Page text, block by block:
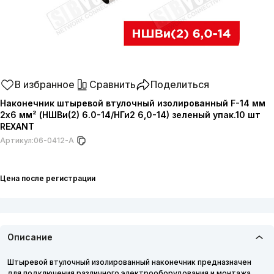
В избранное Сравнить Поделиться
Наконечник штыревой втулочный изолированный F-14 мм
2х6 мм² (НШВи(2) 6.0-14/НГи2 6,0-14) зеленый упак.10 шт
REXANT
Артикул:06-0412-A
Цена после регистрации
Описание
Штыревой втулочный изолированный наконечник предназначен